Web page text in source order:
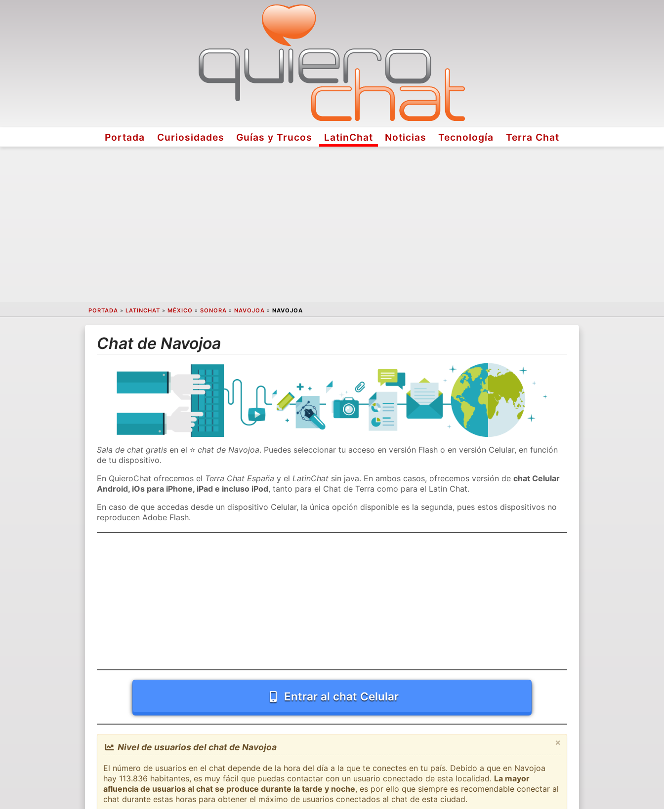
Portada Curiosidades Guías y Trucos LatinChat Noticias Tecnología Terra Chat
PORTADA » LATINCHAT » MÉXICO » SONORA » NAVOJOA » NAVOJOA
Chat de Navojoa
Sala de chat gratis en el ⭐chat de Navojoa. Puedes seleccionar tu acceso en versión Flash o en versión Celular, en función
de tu dispositivo.
En QuieroChat ofrecemos el Terra Chat España y elLatinChat sin java. En ambos casos, ofrecemos versión dechat Celular
Android, iOs para iPhone, iPad e incluso iPod, tanto para el Chat de Terra como para el Latin Chat.
En caso de que accedas desde un dispositivo Celular, la única opción disponible es la segunda, pues estos dispositivos no
reproducen Adobe Flash.
Entrar al chat Celular
×
Nivel de usuarios del chat de Navojoa
El número de usuarios en el chat depende de la hora del día a la que te conectes en tu país. Debido a que en Navojoa
hay 113.836 habitantes, es muy fácil que puedas contactar con un usuario conectado de esta localidad. La mayor
afluencia de usuarios al chat se produce durante la tarde y noche, es por ello que siempre es recomendable conectar al
chat durante estas horas para obtener el máximo de usuarios conectados al chat de esta ciudad.